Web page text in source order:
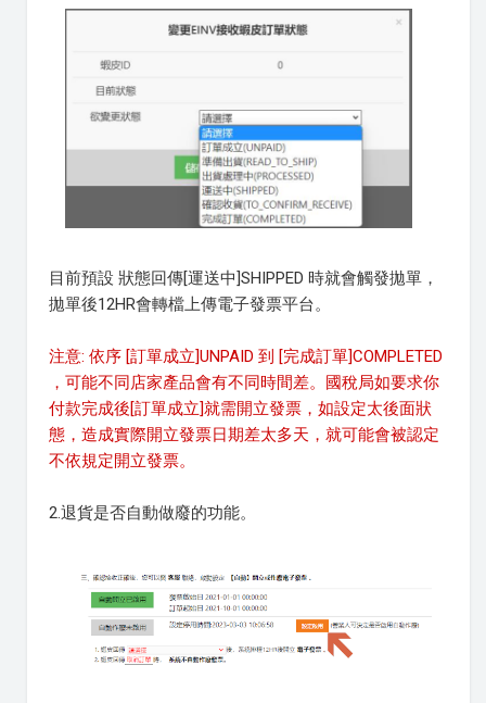
目前預設 狀態回傳[運送中]SHIPPED 時就會觸發拋單，
拋單後12HR會轉檔上傳電子發票平台。
注意: 依序 [訂單成立]UNPAID 到 [完成訂單]COMPLETED
，可能不同店家產品會有不同時間差。國稅局如要求你
付款完成後[訂單成立]就需開立發票，如設定太後面狀
態，造成實際開立發票日期差太多天，就可能會被認定
不依規定開立發票。
2.退貨是否自動做廢的功能。